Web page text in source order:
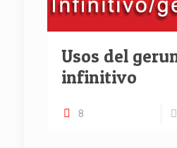
Usos del
infinitivo
8